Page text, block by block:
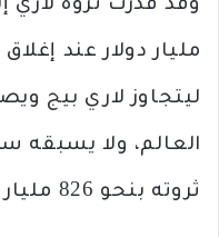
مليار دولار عند إغلاق
ليتجاوز لاري بيج
العالم، ولا يسبقه
ثروته بنحو 826 مليار دولار.